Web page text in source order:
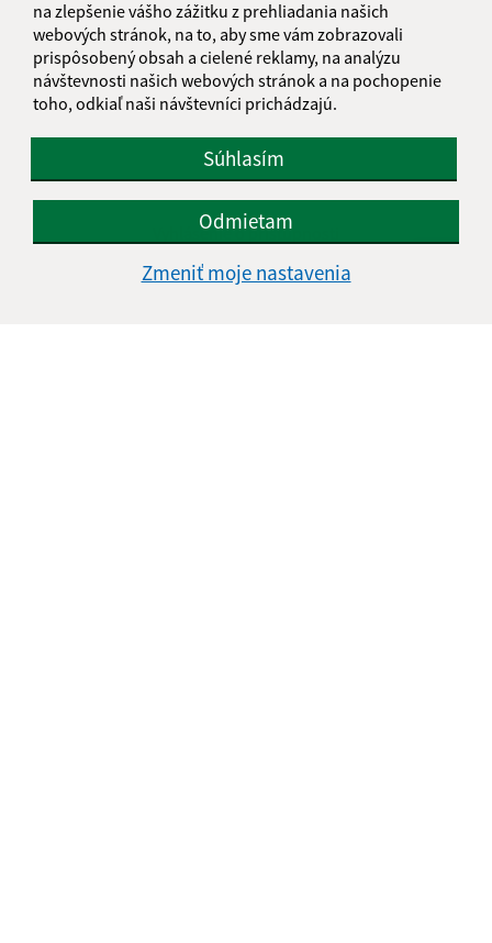
na zlepšenie vášho zážitku z prehliadania našich
webových stránok, na to, aby sme vám zobrazovali
prispôsobený obsah a cielené reklamy, na analýzu
návštevnosti našich webových stránok a na pochopenie
toho, odkiaľ naši návštevníci prichádzajú.
Súhlasím
Odmietam
Zmeniť moje nastavenia
Vyhlásenie o prístupnosti
Autorské práva
Ochrana osobných údajov